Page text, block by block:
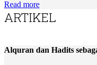
Read more
ARTIKEL
Alquran dan Hadits